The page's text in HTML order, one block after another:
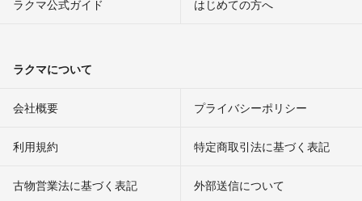
ラクマ公式ガイド はじめての方へ
ラクマについて
会社概要 プライバシーポリシー
利用規約 特定商取引法に基づく表記
古物営業法に基づく表記 外部送信について